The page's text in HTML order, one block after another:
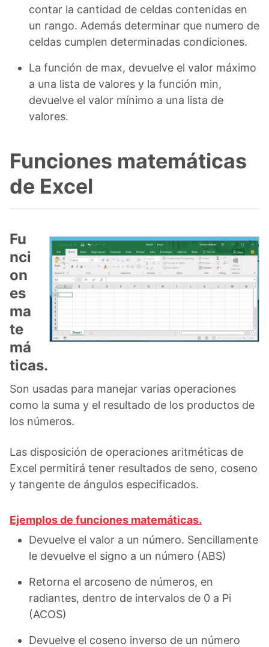
contar la cantidad de celdas contenidas en
un rango. Además determinar que numero de
celdas cumplen determinadas condiciones.
La función de max, devuelve el valor máximo
a una lista de valores y la función min,
devuelve el valor mínimo a una lista de
valores.
Funciones matemáticas
de Excel
Fu
nci
on
es
ma
te
má
ticas.
Son usadas para manejar varias operaciones
como la suma y el resultado de los productos de
los números.
Las disposición de operaciones aritméticas de
Excel permitirá tener resultados de seno, coseno
y tangente de ángulos especificados.
Ejemplos de funciones matemáticas.
Devuelve el valor a un número. Sencillamente
le devuelve el signo a un número (ABS)
Retorna el arcoseno de números, en
radiantes, dentro de intervalos de 0 a Pi
(ACOS)
Devuelve el coseno inverso de un número